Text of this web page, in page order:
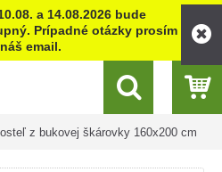
a 14.08.2026 bude
Prípadné otázky prosím
email.
z bukovej škárovky 160x200 cm